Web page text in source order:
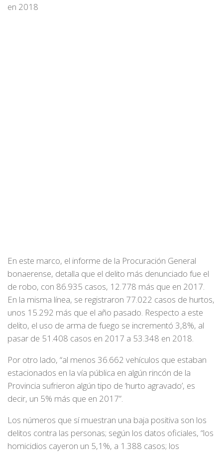
en 2018
En este marco, el informe de la Procuración General
bonaerense, detalla que el delito más denunciado fue el
de robo, con 86.935 casos, 12.778 más que en 2017.
En la misma línea, se registraron 77.022 casos de hurtos,
unos 15.292 más que el año pasado. Respecto a este
delito, el uso de arma de fuego se incrementó 3,8%, al
pasar de 51.408 casos en 2017 a 53.348 en 2018.
Por otro lado, “al menos 36.662 vehículos que estaban
estacionados en la vía pública en algún rincón de la
Provincia sufrieron algún tipo de ‘hurto agravado’, es
decir, un 5% más que en 2017”.
Los números que sí muestran una baja positiva son los
delitos contra las personas; según los datos oficiales, “los
homicidios cayeron un 5,1%, a 1.388 casos; los